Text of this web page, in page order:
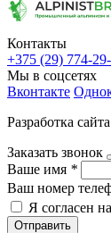
Контакты
+375 (29) 774-29-
Мы в соцсетях
Вконтакте
Разработка сайта
Заказать звонок
Ваше имя *
Ваш номер
Я согласен на
Отправить